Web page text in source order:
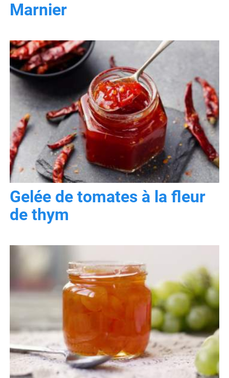
Marnier
Gelée de tomates à la fleur
de thym